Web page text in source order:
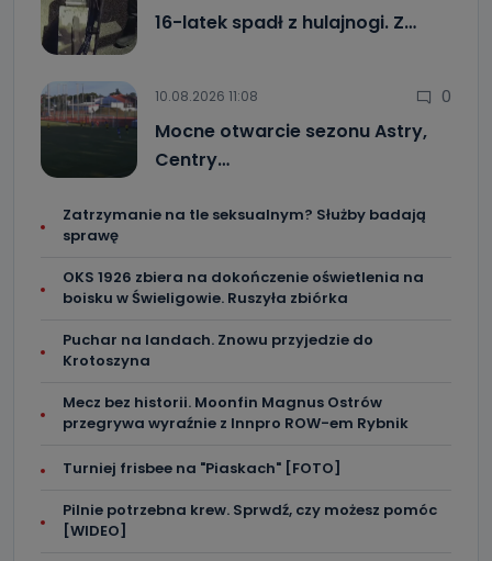
16-latek spadł z hulajnogi. Z…
10.08.2026 11:08 0
Mocne otwarcie sezonu Astry,
Centry…
Zatrzymanie na tle seksualnym? Służby badają
sprawę
OKS 1926 zbiera na dokończenie oświetlenia na
boisku w Świeligowie. Ruszyła zbiórka
Puchar na landach. Znowu przyjedzie do
Krotoszyna
Mecz bez historii. Moonfin Magnus Ostrów
przegrywa wyraźnie z Innpro ROW-em Rybnik
Turniej frisbee na "Piaskach" [FOTO]
Pilnie potrzebna krew. Sprwdź, czy możesz pomóc
[WIDEO]